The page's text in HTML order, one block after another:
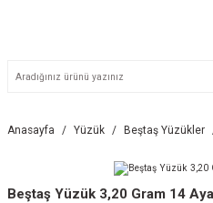
Anasayfa Yüzük Beştaş Yüzükler
Beştaş Yüzük 3,20 Gram 14